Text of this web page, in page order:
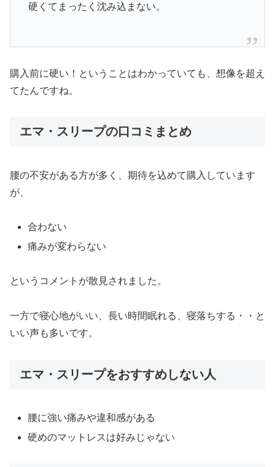
硬くてまったく沈み込まない。
購入前に硬い！ということはわかっていても、想像を超え
てたんですね。
エマ・スリープの口コミまとめ
腰の不安がある方が多く、期待を込めて購入しています
が、
合わない
痛みが変わらない
というコメントが散見されました。
一方で寝心地がいい、長い時間眠れる、寝落ちする・・と
いい声も多いです。
エマ・スリープをおすすめしない人
腰に強い痛みや違和感がある
硬めのマットレスは好みじゃない